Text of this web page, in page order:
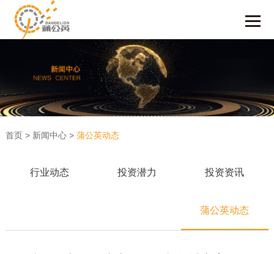
首页> 新闻中心> 蒲公英动态
投资资讯
投资潜力
行业动态
蒲公英动态